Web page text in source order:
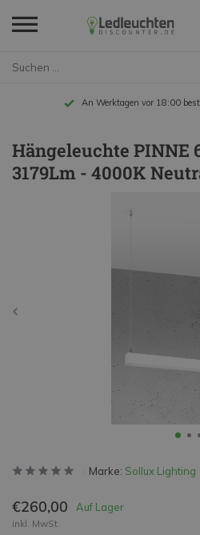
An Werktagen vor 18:00
Hängeleuchte PINNE
3179Lm - 4000K
Marke: Sollux Lighting
€260,00 Auf Lager
inkl. MwSt.